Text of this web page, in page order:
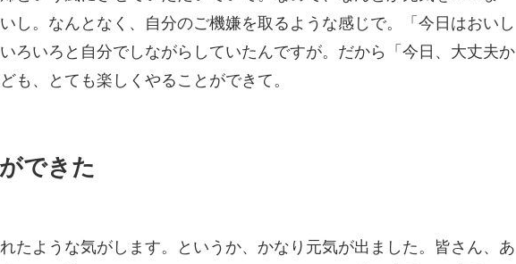
し。なんとなく、自分のご機嫌を取るような感じで。「今日はおいし
ろいろと自分でしながらしていたんですが。だから「今日、大丈夫か
も、とても楽しくやることができて。
できた
たような気がします。というか、かなり元気が出ました。皆さん、あ